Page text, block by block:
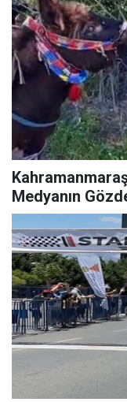
Medyanın